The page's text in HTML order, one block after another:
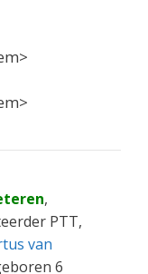
,
PTT,
van
6